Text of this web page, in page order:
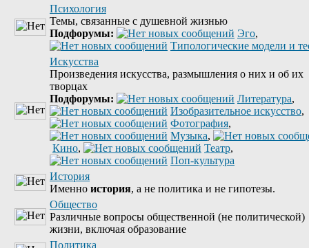
Психология
Темы, связанные с душевной жизнью
Подфорумы:
Эго,
Типологические модели и
Искусства
Произведения искусства, размышления о них и об их
творцах
Подфорумы:
Литература,
Изобразительное искусство,
Фотография,
Музыка,
Кино, Театр,
Поп-культура
История
Именно история, а не политика и не гипотезы.
Общество
Различные вопросы общественной (не политической)
жизни, включая образование
Политика